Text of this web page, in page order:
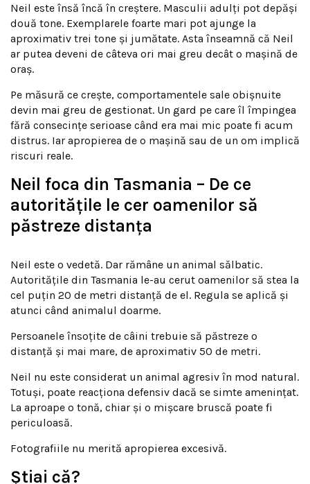
Neil este însă încă în creștere. Masculii adulți pot depăși
două tone. Exemplarele foarte mari pot ajunge la
aproximativ trei tone și jumătate. Asta înseamnă că Neil
ar putea deveni de câteva ori mai greu decât o mașină de
oraș.
Pe măsură ce crește, comportamentele sale obișnuite
devin mai greu de gestionat. Un gard pe care îl împingea
fără consecințe serioase când era mai mic poate fi acum
distrus. Iar apropierea de o mașină sau de un om implică
riscuri reale.
Neil foca din Tasmania – De ce
autoritățile le cer oamenilor să
păstreze distanța
Neil este o vedetă. Dar rămâne un animal sălbatic.
Autoritățile din Tasmania le-au cerut oamenilor să stea la
cel puțin 20 de metri distanță de el. Regula se aplică și
atunci când animalul doarme.
Persoanele însoțite de câini trebuie să păstreze o
distanță și mai mare, de aproximativ 50 de metri.
Neil nu este considerat un animal agresiv în mod natural.
Totuși, poate reacționa defensiv dacă se simte amenințat.
La aproape o tonă, chiar și o mișcare bruscă poate fi
periculoasă.
Fotografiile nu merită apropierea excesivă.
Știai că?